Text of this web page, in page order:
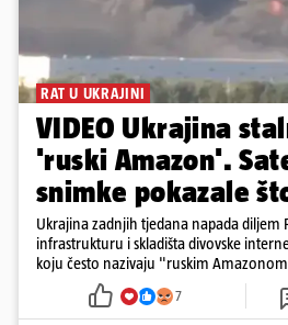
RAT U UKRAJINI
VIDEO Ukrajina
'ruski Amazon'.
snimke pokazale
Ukrajina zadnjih tjedana napada diljem
infrastrukturu i skladišta divovske
koju često nazivaju "ruskim
gleda samo kao na obična trgovačka
snage koriste i za vojne potrebe,
7